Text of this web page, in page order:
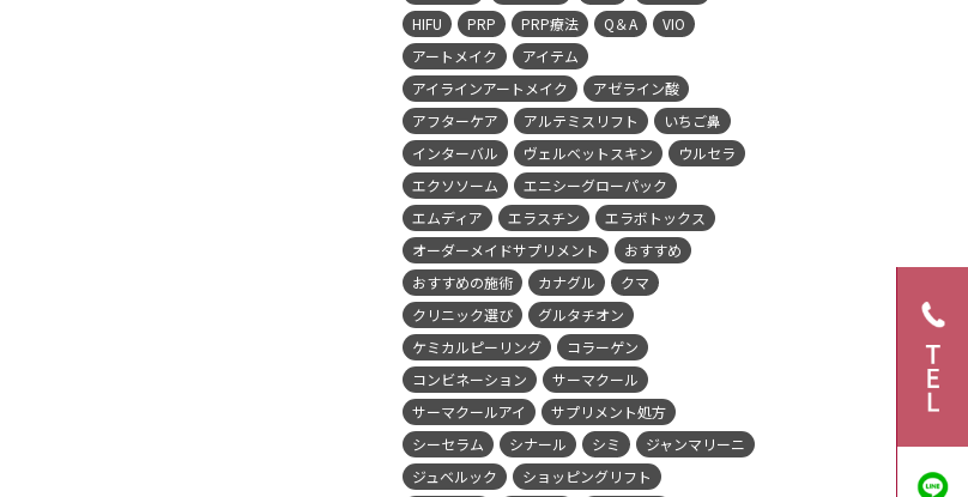
HIFU
PRP PRP療法 Q＆A
VIO
アートメイク
アイテム
アイラインアートメイク
アゼライン酸
アフターケア
アルテミスリフト
いちご鼻
インターバル
ヴェルベットスキン
ウルセラ
エクソソーム
エニシーグローパック
エムディア
エラスチン
エラボトックス
オーダーメイドサプリメント
おすすめ
おすすめの施術
カナグル
クマ
クリニック選び
グルタチオン
ケミカルピーリング
コラーゲン
コンビネーション
サーマクール
サーマクールアイ
サプリメント処方
シーセラム
シナール シミ
ジャンマリーニ
ジュベルック
ショッピングリフト